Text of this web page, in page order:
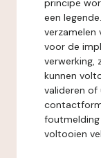
principe
een
verzamelen
voor de
verwerking,
kunnen
valideren
voltooien